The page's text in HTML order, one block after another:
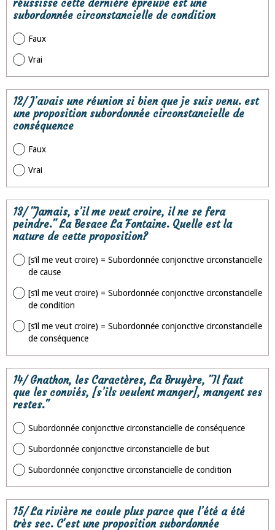
réussisse cette dernière épreuve est une
subordonnée circonstancielle de condition
Faux
Vrai
12/ J’avais une réunion si bien que je suis venu. est
une proposition subordonnée circonstancielle de
conséquence
Faux
Vrai
13/ "Jamais, s’il me veut croire, il ne se fera
peindre." La Besace La Fontaine. Quelle est la
nature de cette proposition?
[s’il me veut croire) = Subordonnée conjonctive circonstancielle
de cause
[s’il me veut croire) = Subordonnée conjonctive circonstancielle
de condition
[s’il me veut croire) = Subordonnée conjonctive circonstancielle
de conséquence
14/ Gnathon, les Caractères, La Bruyère, "Il faut
que les conviés, [s’ils veulent manger], mangent ses
restes."
Subordonnée conjonctive circonstancielle de conséquence
Subordonnée conjonctive circonstancielle de but
Subordonnée conjonctive circonstancielle de condition
15/ La rivière ne coule plus parce que l’été a été
très sec. C'est une proposition subordonnée